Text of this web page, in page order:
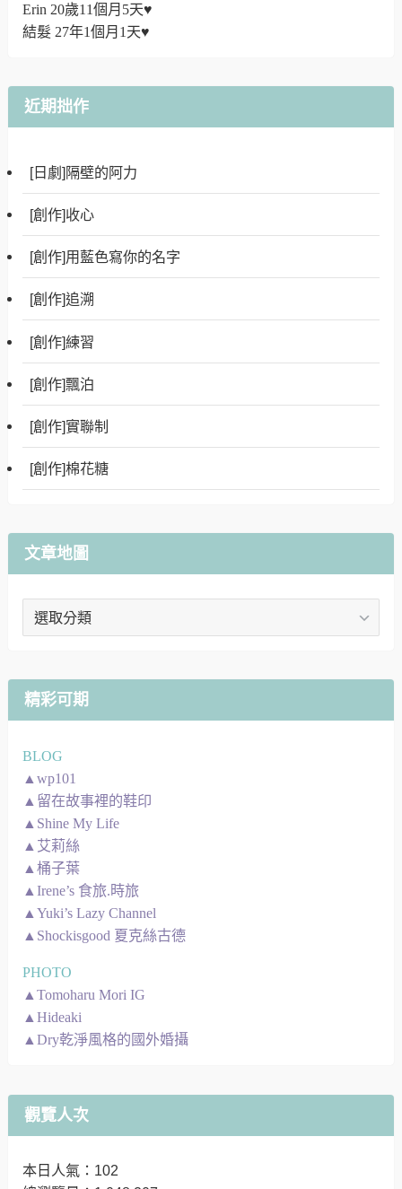
Erin 20歲11個月5天♥
結髮 27年1個月1天♥
近期拙作
[日劇]隔壁的阿力
[創作]收心
[創作]用藍色寫你的名字
[創作]追溯
[創作]練習
[創作]飄泊
[創作]實聯制
[創作]棉花糖
文章地圖
文
圖
精彩可期
BLOG
▲wp101
▲留在故事裡的鞋印
▲Shine My Life
▲艾莉絲
▲桶子葉
▲Irene’s 食旅.時旅
▲Yuki’s Lazy Channel
▲Shockisgood 夏克絲古德
PHOTO
▲Tomoharu Mori IG
▲Hideaki
▲Dry乾淨風格的國外婚攝
觀覽人次
本日人氣：102